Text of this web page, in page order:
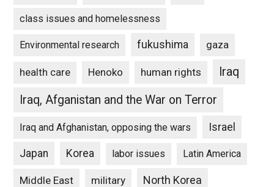
class issues and homelessness
Environmental research fukushima gaza
health care Henoko human rights
Iraq
Iraq, Afganistan and the War on Terror
Iraq and Afghanistan, opposing the wars Israel
Japan Korea labor issues Latin America
Middle East military North Korea